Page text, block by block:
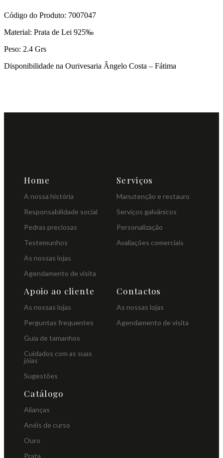
Código do Produto: 7007047
Material: Prata de Lei 925‰
Peso: 2.4 Grs
Disponibilidade na Ourivesaria Ângelo Costa – Fátima
Home
A nossa história
Responsabilidade social
Pedras preciosas
Testemunhos
As nossas lojas
Agendamento de visita
Serviços
Manutenção e restauro
Serviços galvânicos
Personalização
Avaliações comerciais
Apoio ao cliente
As nossas lojas
Perguntas frequentes
Guia de tamanhos
Cuidados com as suas
jóias
Sugestões
Contactos
As nossas lojas
Agendamento de visita
Catálogo
Alianças
Anéis de curso
Ouro
Prata